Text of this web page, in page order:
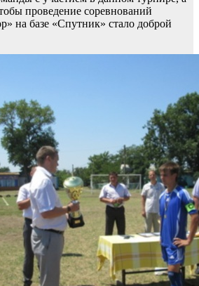
проведение соревнований
на базе «Спутник» стало доброй